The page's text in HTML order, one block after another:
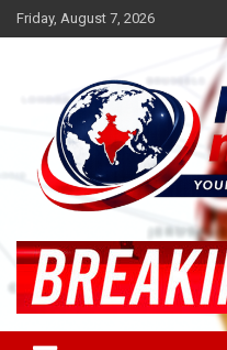
Skip
to
Friday, August 7, 2026
Princenews